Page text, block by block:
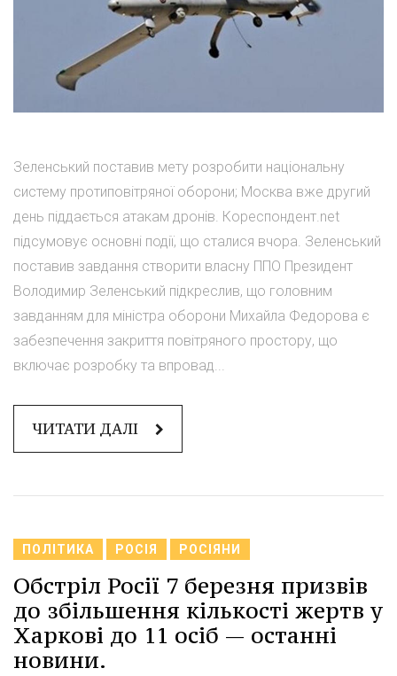
Зеленський поставив мету розробити національну
систему протиповітряної оборони; Москва вже другий
день піддається атакам дронів. Кореспондент.net
підсумовує основні події, що сталися вчора. Зеленський
поставив завдання створити власну ППО Президент
Володимир Зеленський підкреслив, що головним
завданням для міністра оборони Михайла Федорова є
забезпечення закриття повітряного простору, що
включає розробку та впровад...
ЧИТАТИ ДАЛІ
ПОЛІТИКА РОСІЯ РОСІЯНИ
Обстріл Росії 7 березня призвів
до збільшення кількості жертв у
Харкові до 11 осіб — останні
новини.